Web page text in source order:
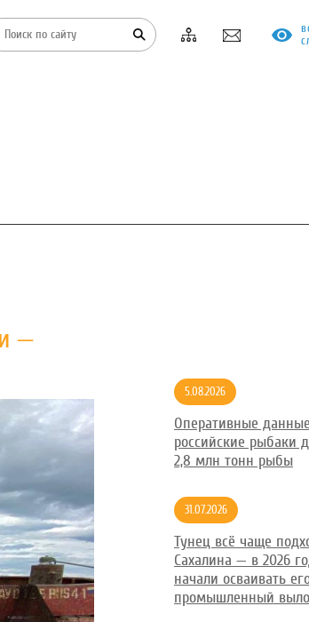
—
5.08.2026
Оперативные
российские рыбаки
2,8 млн тонн рыбы
31.07.2026
Тунец всё чаще
Сахалина — в 2026
начали осваивать
промышленный